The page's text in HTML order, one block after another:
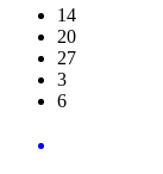
14
20
27
3
6